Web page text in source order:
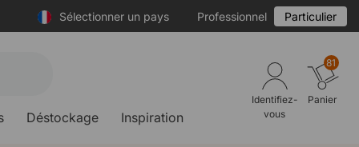
Sélectionner un pays Professionnel Particulier
Déstockage Inspiration
Identifiez-
vous
81
Panier